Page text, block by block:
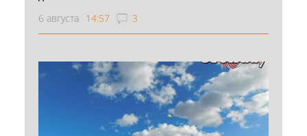
6 августа 14:57 3